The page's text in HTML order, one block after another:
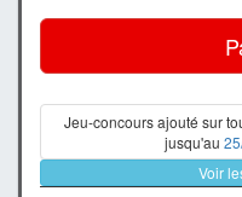
Jeu-concours ajouté sur
jusqu'au
Voir